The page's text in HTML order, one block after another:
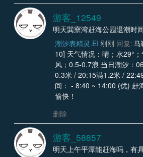
游客_12549
明天巽寮湾赶海公园退潮时
潮汐表精灵.EI 刚刚 回复: 马
10] 天气情况：晴；水29°
风；0.5-0.7浪 当日潮汐：
0.3米 / 20:15满1.2米 /
间： - 8:40 ~ 14:00 (优) 赶
愉快！
删除
游客_58857
明天上午平潭能赶海吗，有